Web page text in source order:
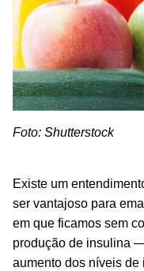
Foto: Shutterstock
Existe um
ser vantajoso para
em que ficamos sem
produção de insulina
aumento dos níveis de